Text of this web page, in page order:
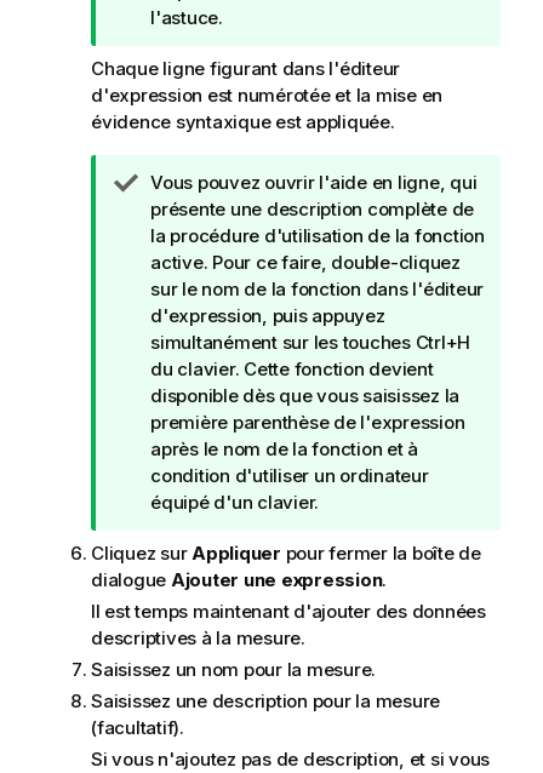
il'astuce.
Chaque ligne figurant dans l'éditeur
d'expression est numérotée et la mise en
évidence syntaxique est appliquée.
N
o
t
e
C
o
n
s
e
i
l
Vous pouvez ouvrir l'aide en ligne, qui
présente une description complète de
la procédure d'utilisation de la fonction
active. Pour ce faire, double-cliquez
sur le nom de la fonction dans l'éditeur
d'expression, puis appuyez
simultanément sur les touches Ctrl+H
du clavier. Cette fonction devient
disponible dès que vous saisissez la
première parenthèse de l'expression
après le nom de la fonction et à
condition d'utiliser un ordinateur
équipé d'un clavier.
Cliquez surAppliquer pour fermer la boîte de
dialogue Ajouter une expression.
Il est temps maintenant d'ajouter des données
descriptives à la mesure.
Saisissez un nom pour la mesure.
Saisissez une description pour la mesure
(facultatif).
Si vous n'ajoutez pas de description, et si vous